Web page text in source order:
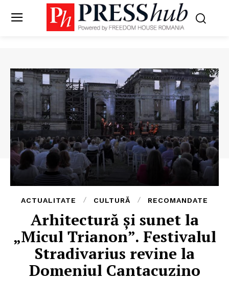
ACTUALITATE CULTURĂ RECOMANDATE
Arhitectură și sunet la
„Micul Trianon”. Festivalul
Stradivarius revine la
Domeniul Cantacuzino